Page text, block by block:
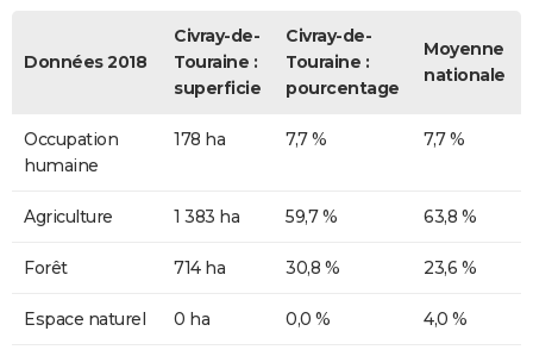
Données 2018
Civray-de-
Touraine :
superficie
Civray-de-
Touraine :
pourcentage
Moyenne
nationale
Occupation
humaine
178 ha 7,7 % 7,7 %
Agriculture 1 383 ha 59,7 % 63,8 %
Forêt 714 ha 30,8 % 23,6 %
Espace naturel 0 ha 0,0 % 4,0 %